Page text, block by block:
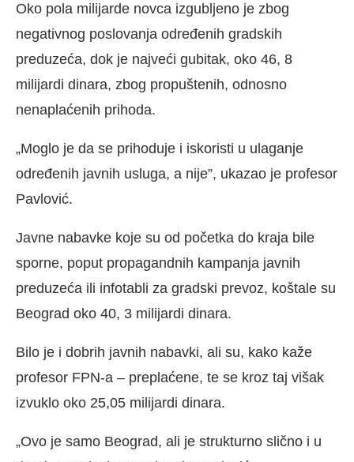
Oko pola milijarde novca izgubljeno je zbog
negativnog poslovanja određenih gradskih
preduzeća, dok je najveći gubitak, oko 46, 8
milijardi dinara, zbog propuštenih, odnosno
nenaplaćenih prihoda.
„Moglo je da se prihoduje i iskoristi u ulaganje
određenih javnih usluga, a nije”, ukazao je profesor
Pavlović.
Javne nabavke koje su od početka do kraja bile
sporne, poput propagandnih kampanja javnih
preduzeća ili infotabli za gradski prevoz, koštale su
Beograd oko 40, 3 milijardi dinara.
Bilo je i dobrih javnih nabavki, ali su, kako kaže
profesor FPN-a – preplaćene, te se kroz taj višak
izvuklo oko 25,05 milijardi dinara.
„Ovo je samo Beograd, ali je strukturno slično i u